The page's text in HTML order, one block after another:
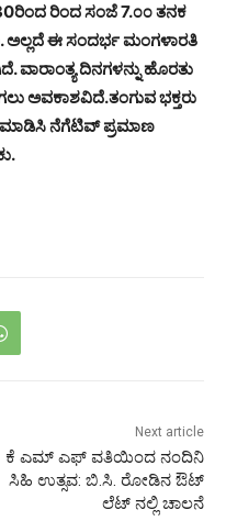
ರಿಂದ ಸಂಜೆ 7.೦೦ ತನಕ
ಅಲ್ಲದೆ ಈ ಸಂದರ್ಭ ಮಂಗಳಾರತಿ
ವಾರಾಂತ್ಯ ದಿನಗಳನ್ನು ಹೊರತು
ಅವಕಾಶವಿದೆ.ತಂಗುವ ಭಕ್ತರು
ನೆಗೆಟಿವ್ ಪ್ರಮಾಣ
Next article
ಕೆ ಎಮ್ ಎಫ್ ವತಿಯಿಂದ ನಂದಿನಿ
ಸಿಹಿ ಉತ್ಸವ: ಬಿ.ಸಿ. ರೋಡಿನ ಔಟ್‌
ಲೆಟ್‌ ನಲ್ಲಿ ಚಾಲನೆ